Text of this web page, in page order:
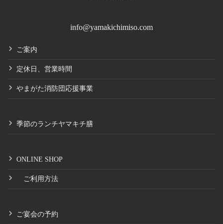
info@yamakichimiso.com
ご案内
定休日、営業時間
やまがた消防団応援事業
季節のランチヤマキチ膳
ONLINE SHOP
ご利用方法
ご宴会の予約